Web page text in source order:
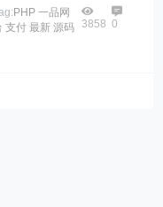
PHP 一品网
支付 最新 源码 3858 0